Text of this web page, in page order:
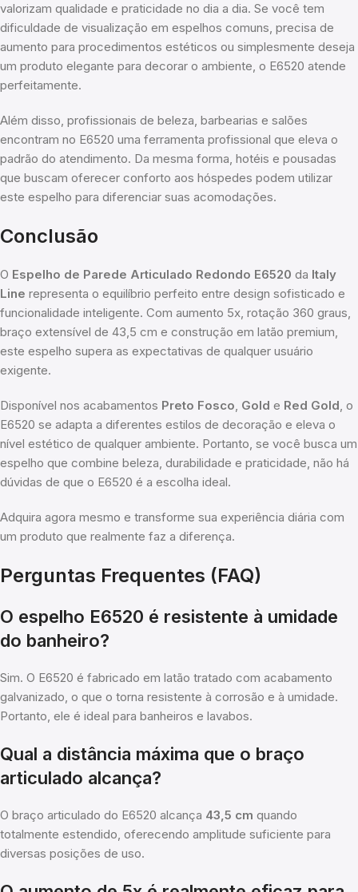
valorizam qualidade e praticidade no dia a dia. Se você tem
dificuldade de visualização em espelhos comuns, precisa de
aumento para procedimentos estéticos ou simplesmente deseja
um produto elegante para decorar o ambiente, o E6520 atende
perfeitamente.
Além disso, profissionais de beleza, barbearias e salões
encontram no E6520 uma ferramenta profissional que eleva o
padrão do atendimento. Da mesma forma, hotéis e pousadas
que buscam oferecer conforto aos hóspedes podem utilizar
este espelho para diferenciar suas acomodações.
Conclusão
O Espelho de Parede Articulado Redondo E6520 da Italy
Line representa o equilíbrio perfeito entre design sofisticado e
funcionalidade inteligente. Com aumento 5x, rotação 360 graus,
braço extensível de 43,5 cm e construção em latão premium,
este espelho supera as expectativas de qualquer usuário
exigente.
Disponível nos acabamentos Preto Fosco, Gold e Red Gold, o
E6520 se adapta a diferentes estilos de decoração e eleva o
nível estético de qualquer ambiente. Portanto, se você busca um
espelho que combine beleza, durabilidade e praticidade, não há
dúvidas de que o E6520 é a escolha ideal.
Adquira agora mesmo e transforme sua experiência diária com
um produto que realmente faz a diferença.
Perguntas Frequentes (FAQ)
O espelho E6520 é resistente à umidade
do banheiro?
Sim. O E6520 é fabricado em latão tratado com acabamento
galvanizado, o que o torna resistente à corrosão e à umidade.
Portanto, ele é ideal para banheiros e lavabos.
Qual a distância máxima que o braço
articulado alcança?
O braço articulado do E6520 alcança 43,5 cm quando
totalmente estendido, oferecendo amplitude suficiente para
diversas posições de uso.